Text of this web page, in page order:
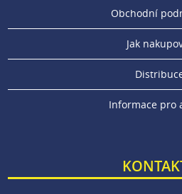
Obchodní
Jak
Informace pro